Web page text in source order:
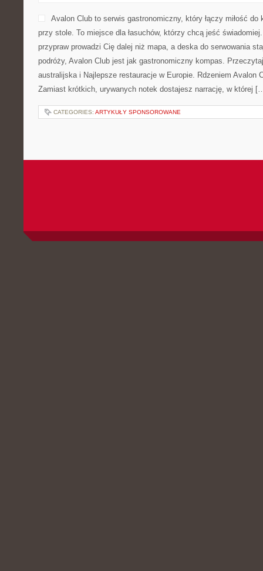
Avalon Club to serwis gastronomiczny, który łączy miłość do
przy stole. To miejsce dla łasuchów, którzy chcą jeść
przypraw prowadzi Cię dalej niż mapa, a deska do serwowania
podróży, Avalon Club jest jak gastronomiczny kompas.
australijska i Najlepsze restauracje w Europie. Rdzeniem Avalon
Zamiast krótkich, urywanych notek dostajesz narrację, w której
CATEGORIES: ARTYKUŁY SPONSOROWANE